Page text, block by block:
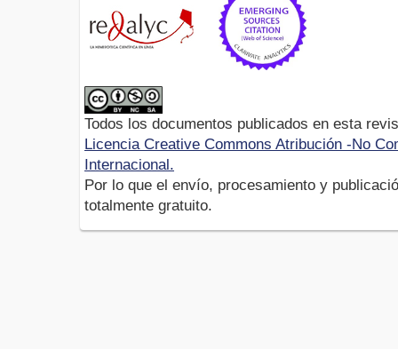
Todos los documentos publicados en esta
Licencia Creative Commons Atribución -No
Internacional.
Por lo que el envío, procesamiento y
totalmente gratuito.